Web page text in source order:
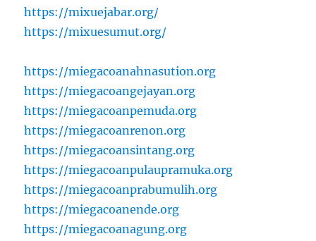
https://mixuejabar.org/
https://mixuesumut.org/
https://miegacoanahnasution.org
https://miegacoangejayan.org
https://miegacoanpemuda.org
https://miegacoanrenon.org
https://miegacoansintang.org
https://miegacoanpulaupramuka.org
https://miegacoanprabumulih.org
https://miegacoanende.org
https://miegacoanagung.org